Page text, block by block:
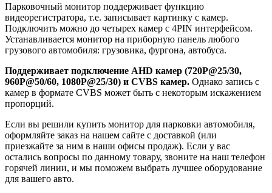
Парковочный монитор поддерживает функцию
видеорегистратора, т.е. записывает картинку с камер.
Подключить можно до четырех камер с 4PIN интерфейсом.
Устанавливается монитор на приборную панель любого
грузового автомобиля: грузовика, фургона, автобуса.
Поддерживает подключение AHD камер (720P@25/30,
960P@50/60, 1080P@25/30) и CVBS камер. Однако запись с
камер в формате CVBS может быть с некоторым искажением
пропорций.
Если вы решили купить монитор для парковки автомобиля,
оформляйте заказ на нашем сайте с доставкой (или
приезжайте за ним в наши офисы продаж). Если у вас
остались вопросы по данному товару, звоните на наш телефон
горячей линии, и мы поможем выбрать лучшее оборудование
для вашего авто.